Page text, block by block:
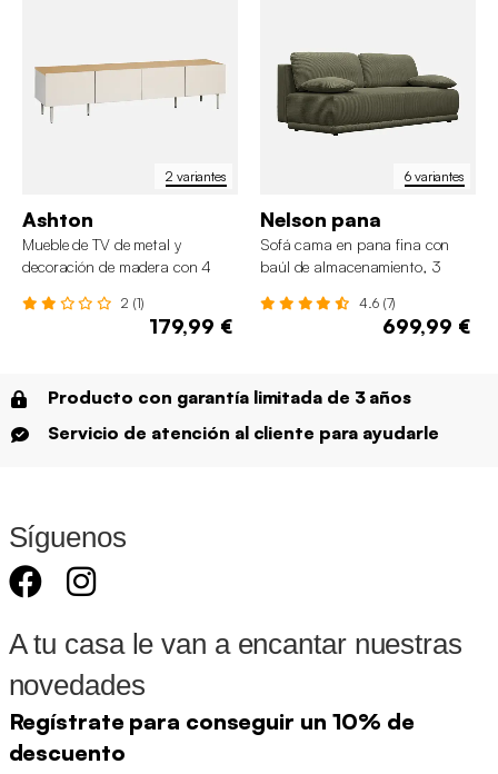
2 variantes
Ashton
Mueble de TV de metal y
decoración de madera con 4
2 (1)
179,99 €
6 variantes
Nelson pana
Sofá cama en pana fina con
baúl de almacenamiento, 3
4.6 (7)
699,99 €
Producto con garantía limitada de 3 años
Servicio de atención al cliente para ayudarle
Síguenos
A tu casa le van a encantar nuestras
novedades
Regístrate para conseguir un 10% de
descuento